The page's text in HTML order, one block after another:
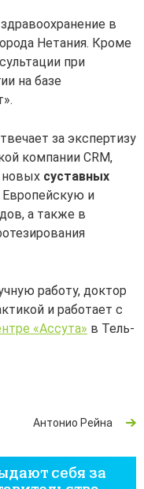
в
Нетания. Кроме
при
на базе
за экспертизу
компании CRM,
новых суставных
Европейскую и
а также в
работу, доктор
и работает с
«Ассута» в Тель-
Антонио Рейна
себя за